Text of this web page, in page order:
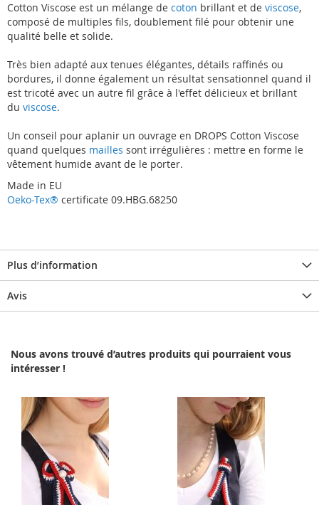
Cotton Viscose est un mélange de coton brillant et de viscose,
composé de multiples fils, doublement filé pour obtenir une
qualité belle et solide.
Très bien adapté aux tenues élégantes, détails raffinés ou
bordures, il donne également un résultat sensationnel quand il
est tricoté avec un autre fil grâce à l'effet délicieux et brillant
du viscose.
Un conseil pour aplanir un ouvrage en DROPS Cotton Viscose
quand quelques mailles sont irrégulières : mettre en forme le
vêtement humide avant de le porter.
Made in EU
Oeko-Tex® certificate 09.HBG.68250
Plus d’information
Avis
Nous avons trouvé d’autres produits qui pourraient vous
intéresser !